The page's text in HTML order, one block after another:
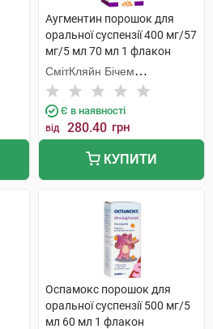
Аугментин порошок для
оральної суспензії 400 мг/57
мг/5 мл 70 мл 1 флакон
СмітКляйн Бічем
Фармасьютикалс
Є в наявності
від 280.40 грн
КУПИТИ
Оспамокс порошок для
оральної суспензії 500 мг/5
мл 60 мл 1 флакон